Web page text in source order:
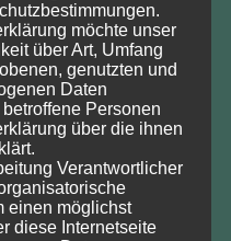
38
möchte unser
über Art, Umfang
genutzten und
Daten
Personen
über die ihnen
Verantwortlicher
einen möglichst
diese Internetseite